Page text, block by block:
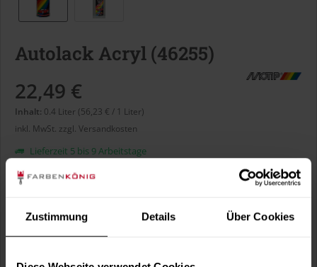
Zustimmung Details Über Cookies
Autolack Acryl (46255)
22,49 €
Inhalt: 0.4 Liter (56,23 € / 1 Liter)
inkl. MwSt. zzgl. Versandkosten
Lieferzeit 5 bis 9 Arbeitstage
Liter:
Verbrauch berechnen